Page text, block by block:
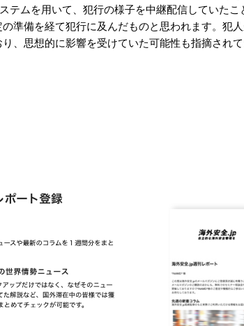
テムを用いて、犯行の様子を中継配信していた
準備を経て犯行に及んだものと思われます。犯
、思想的に影響を受けていた可能性も指摘されて